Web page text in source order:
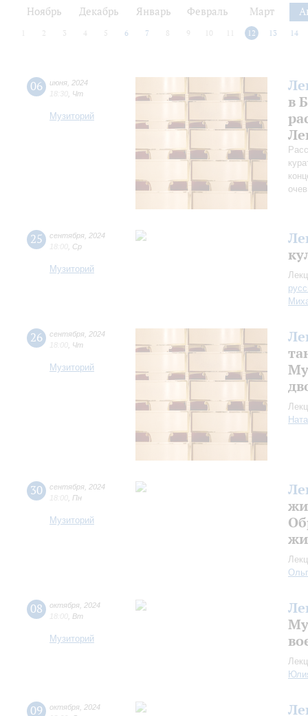
Ноябрь Декабрь Январь Февраль Март
2 3 4 5 6 7 8 9 10 12 13 14
06 июня 2024
18:30 Чт
Музиторий
в
25 сентября 2024
18:00 Ср
Музиторий
26 сентября 2024
18:00 Чт
Музиторий
30 сентября 2024
18:00 Пн
Музиторий
08 октября 2024
18:00 Вт
Музиторий
09 октября 2024